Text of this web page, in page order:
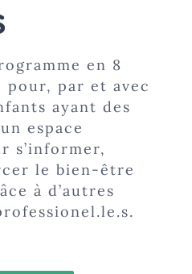
en 8
par et avec
ayant des
espace
s’informer,
le bien-être
à d’autres